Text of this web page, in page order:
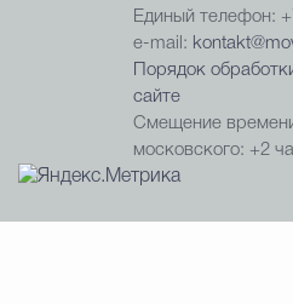
Единый телефон:
e-mail:
Порядок
сайте
Смещение
московского: +2